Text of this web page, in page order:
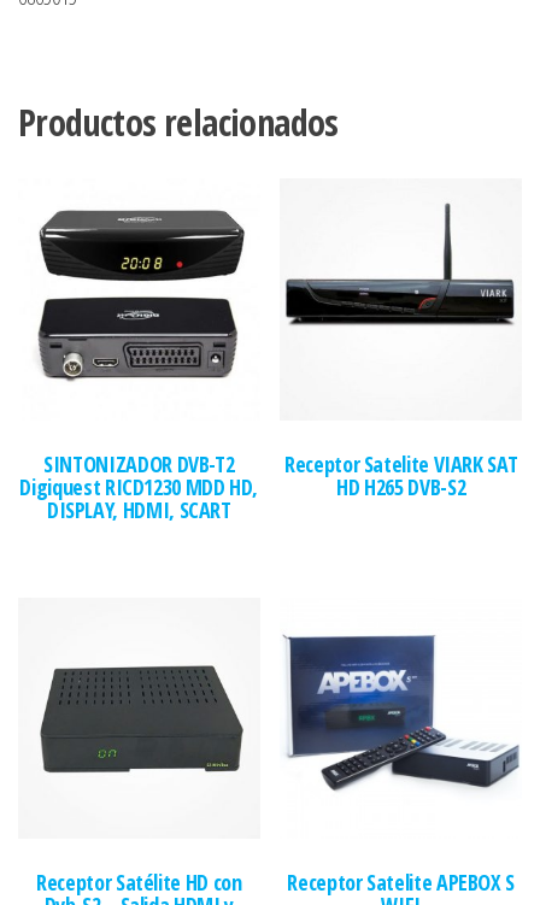
Productos relacionados
SINTONIZADOR DVB-T2
Digiquest RICD1230 MDD HD,
DISPLAY, HDMI, SCART
Receptor Satelite VIARK SAT
HD H265 DVB-S2
Receptor Satélite HD con Receptor Satelite APEBOX S